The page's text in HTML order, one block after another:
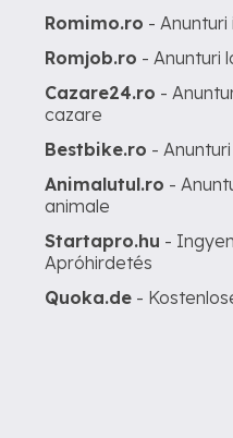
Romimo.ro - Anunturi
Romjob.ro - Anunturi
Cazare24.ro -
cazare
Bestbike.ro -
Animalutul.ro -
animale
Startapro.hu -
Apróhirdetés
Quoka.de -